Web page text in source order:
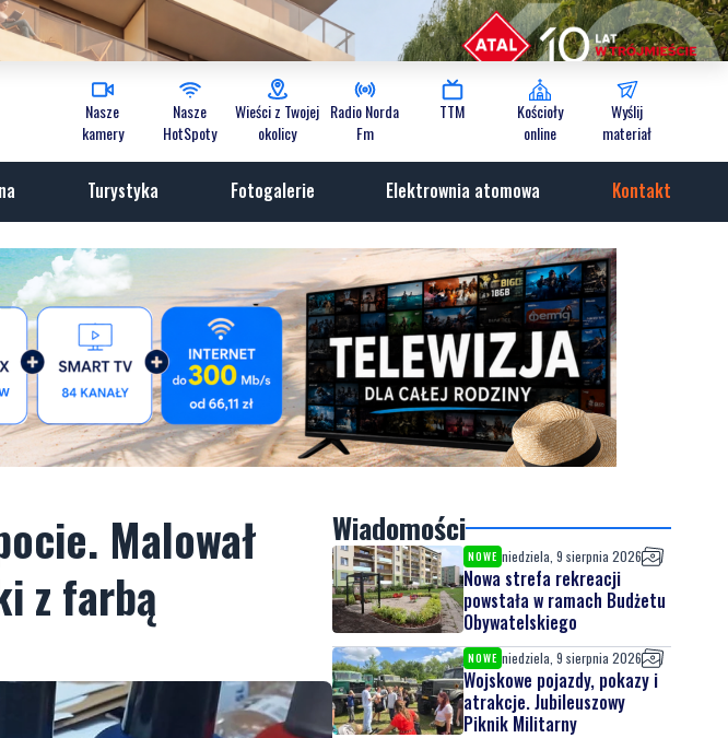
Nasze
kamery
Nasze
HotSpoty
Wieści z Twojej
okolicy
Radio Norda
Fm
TTM
Kościoły
online
Wyślij
materiał
Turystyka Fotogalerie Elektrownia atomowa Kontakt
Malował
z farbą
Wiadomości
NOWE niedziela, 9 sierpnia 2026
Nowa strefa rekreacji
powstała w ramach Budżetu
Obywatelskiego
NOWE niedziela, 9 sierpnia 2026
Wojskowe pojazdy, pokazy i
atrakcje. Jubileuszowy
Piknik Militarny